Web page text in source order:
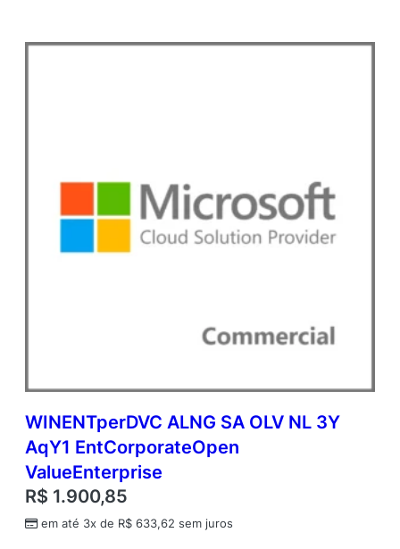
WINENTperDVC ALNG SA OLV NL 3Y
AqY1 EntCorporateOpen
ValueEnterprise
R$ 1.900,85
em até 3x de R$ 633,62 sem juros